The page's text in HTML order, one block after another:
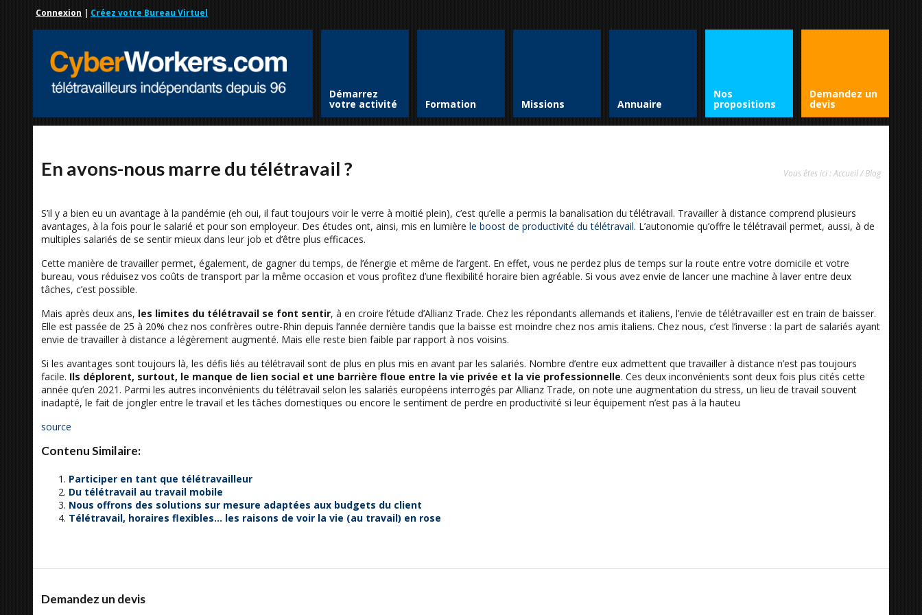
Connexion | Créez votre Bureau Virtuel
Démarrez
votre activité Formation Missions Annuaire
Nos
propositions
Demandez un
devis
En avons-nous marre du télétravail ? Vous êtes ici :Accueil/Blog
S’il y a bien eu un avantage à la pandémie (eh oui, il faut toujours voir le verre à moitié plein), c’est qu’elle a permis la banalisation du télétravail. Travailler à distance comprend plusieurs
avantages, à la fois pour le salarié et pour son employeur. Des études ont, ainsi, mis en lumière le boost de productivité du télétravail. L’autonomie qu’offre le télétravail permet, aussi, à de
multiples salariés de se sentir mieux dans leur job et d’être plus efficaces.
Cette manière de travailler permet, également, de gagner du temps, de l’énergie et même de l’argent. En effet, vous ne perdez plus de temps sur la route entre votre domicile et votre
bureau, vous réduisez vos coûts de transport par la même occasion et vous profitez d’une flexibilité horaire bien agréable. Si vous avez envie de lancer une machine à laver entre deux
tâches, c’est possible.
Mais après deux ans, les limites du télétravail se font sentir, à en croire l’étude d’Allianz Trade. Chez les répondants allemands et italiens, l’envie de télétravailler est en train de baisser.
Elle est passée de 25 à 20% chez nos confrères outre-Rhin depuis l’année dernière tandis que la baisse est moindre chez nos amis italiens. Chez nous, c’est l’inverse : la part de salariés ayant
envie de travailler à distance a légèrement augmenté. Mais elle reste bien faible par rapport à nos voisins.
Si les avantages sont toujours là, les défis liés au télétravail sont de plus en plus mis en avant par les salariés. Nombre d’entre eux admettent que travailler à distance n’est pas toujours
facile. Ils déplorent, surtout, le manque de lien social et une barrière floue entre la vie privée et la vie professionnelle. Ces deux inconvénients sont deux fois plus cités cette
année qu’en 2021. Parmi les autres inconvénients du télétravail selon les salariés européens interrogés par Allianz Trade, on note une augmentation du stress, un lieu de travail souvent
inadapté, le fait de jongler entre le travail et les tâches domestiques ou encore le sentiment de perdre en productivité si leur équipement n’est pas à la hauteu
source
Contenu Similaire:
Participer en tant que télétravailleur
Du télétravail au travail mobile
Nous offrons des solutions sur mesure adaptées aux budgets du client
Télétravail, horaires flexibles… les raisons de voir la vie (au travail) en rose
Demandez un devis